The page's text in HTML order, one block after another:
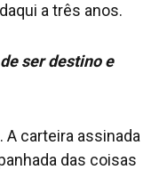
a três anos.
ser destino e
A carteira assinada
das coisas